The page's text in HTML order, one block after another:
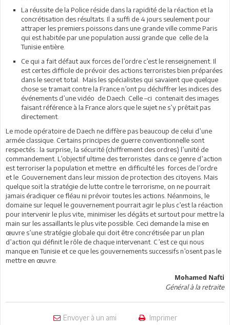
La réussite de la Police réside dans la rapidité de la réaction et la
concrétisation des résultats. Il a suffi de 4 jours seulement pour
attraper les premiers poissons dans une grande ville comme Paris
qui est habitée par une population aussi grande que celle de la
Tunisie entière.
Ce qui a fait défaut aux forces de l’ordre c’est le renseignement. Il
est certes difficile de prévoir des actions terroristes bien préparées
dans le secret total. Mais les spécialistes qui savaient que quelque
chose se tramait contre la France n’ont pu déchiffrer les indices des
événements d’une vidéo de Daech. Celle –ci contenait des images
faisant référence à la France alors que le sujet ne s’y prêtait pas
directement.
Le mode opératoire de Daech ne diffère pas beaucoup de celui d’une
armée classique. Certains principes de guerre conventionnelle sont
respectés : la surprise, la sécurité (chiffrement des ordres) l’unité de
commandement. L’objectif ultime des terroristes dans ce genre d’action
est terroriser la population et mettre en difficulté les forces de l’ordre
et le Gouvernement dans leur mission de protection des citoyens. Mais
quelque soit la stratégie de lutte contre le terrorisme, on ne pourrait
jamais éradiquer ce fléau ni prévoir toutes les actions. Néanmoins, le
domaine sur lequel le gouvernement pourrait agir le plus c’est la réaction
pour intervenir le plus vite, minimiser les dégâts et surtout pour mettre la
main sur les assaillants le plus vite possible. Ceci demande la mise en
œuvre s’une stratégie globale qui doit être concrétisée par un plan
d’action qui définit le rôle de chaque intervenant. C’est ce qui nous
manque en Tunisie et ce que les gouvernements successifs n’osent pas le
mettre en œuvre.
Mohamed Nafti
Général à la retraite
Envoyer à un ami Imprimer